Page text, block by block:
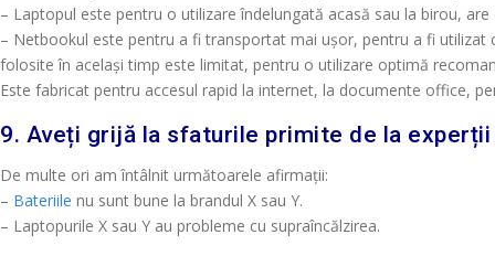
– Laptopul este pentru o utilizare îndelungată acasă sau la birou,
– Netbookul este pentru a fi transportat mai ușor, pentru a fi utilizat
folosite în același timp este limitat, pentru o utilizare optimă
Este fabricat pentru accesul rapid la internet, la documente office,
9. Aveți grijă la sfaturile primite de la
De multe ori am întâlnit următoarele afirmații:
– Bateriile nu sunt bune la brandul X sau Y.
– Laptopurile X sau Y au probleme cu supraîncălzirea.